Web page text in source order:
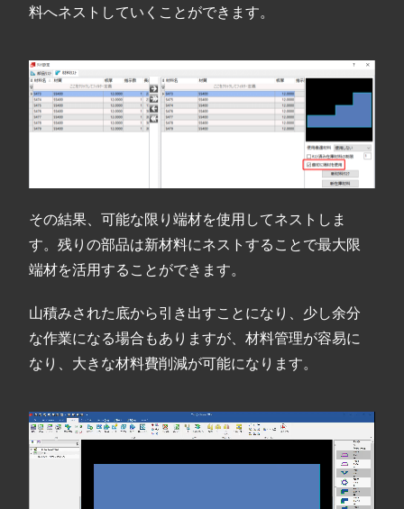
料へネストしていくことができます。
その結果、可能な限り端材を使用してネストしま
す。残りの部品は新材料にネストすることで最大限
端材を活用することができます。
山積みされた底から引き出すことになり、少し余分
な作業になる場合もありますが、材料管理が容易に
なり、大きな材料費削減が可能になります。